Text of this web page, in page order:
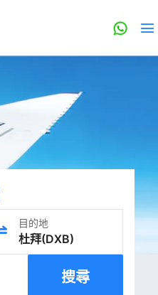
目的地
搜尋